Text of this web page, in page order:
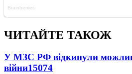
ЧИТАЙТЕ ТАКОЖ
У МЗС РФ відкинули
війни15074